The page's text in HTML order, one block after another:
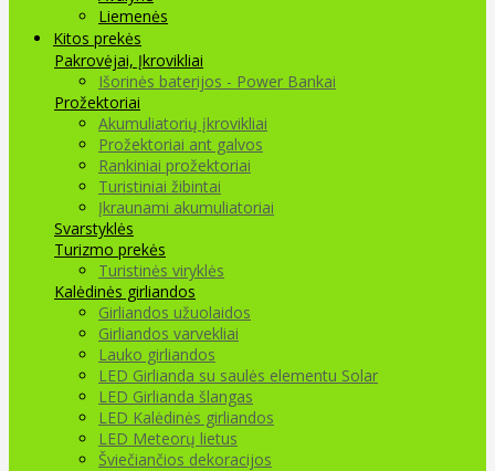
Liemenės
Kitos prekės
Pakrovėjai, Įkrovikliai
Išorinės baterijos - Power Bankai
Prožektoriai
Akumuliatorių įkrovikliai
Prožektoriai ant galvos
Rankiniai prožektoriai
Turistiniai žibintai
Įkraunami akumuliatoriai
Svarstyklės
Turizmo prekės
Turistinės viryklės
Kalėdinės girliandos
Girliandos užuolaidos
Girliandos varvekliai
Lauko girliandos
LED Girlianda su saulės elementu Solar
LED Girlianda šlangas
LED Kalėdinės girliandos
LED Meteorų lietus
Šviečiančios dekoracijos